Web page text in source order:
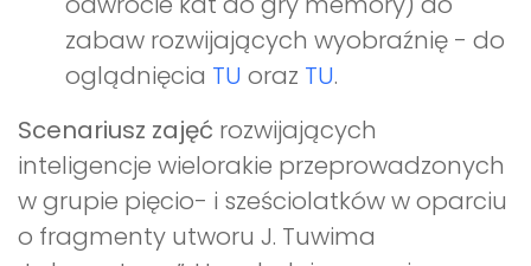
zabaw rozwijających wyobraźnię - do
oglądnięcia TU oraz TU.
Scenariusz zajęć rozwijających
inteligencje wielorakie przeprowadzonych
w grupie pięcio- i sześciolatków w oparciu
o fragmenty utworu J. Tuwima